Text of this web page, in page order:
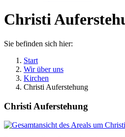
Christi
Sie befinden sich hier:
Start
Wir über uns
Kirchen
Christi Auferstehung
Christi Auferstehung